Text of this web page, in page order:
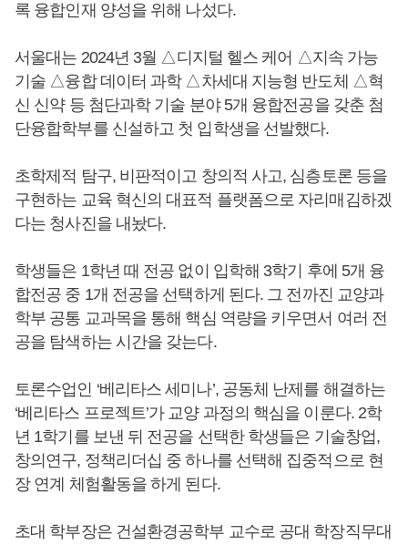
록 융합인재 양성을 위해 나섰다.
서울대는 2024년 3월 △디지털 헬스 케어 △지속 가능
기술 △융합 데이터 과학 △차세대 지능형 반도체 △혁
신 신약 등 첨단과학 기술 분야 5개 융합전공을 갖춘 첨
단융합학부를 신설하고 첫 입학생을 선발했다.
초학제적 탐구, 비판적이고 창의적 사고, 심층토론 등을
구현하는 교육 혁신의 대표적 플랫폼으로 자리매김하겠
다는 청사진을 내놨다.
학생들은 1학년 때 전공 없이 입학해 3학기 후에 5개 융
합전공 중 1개 전공을 선택하게 된다. 그 전까진 교양과
학부 공통 교과목을 통해 핵심 역량을 키우면서 여러 전
공을 탐색하는 시간을 갖는다.
토론수업인 ‘베리타스 세미나’, 공동체 난제를 해결하는
‘베리타스 프로젝트’가 교양 과정의 핵심을 이룬다. 2학
년 1학기를 보낸 뒤 전공을 선택한 학생들은 기술창업,
창의연구, 정책리더십 중 하나를 선택해 집중적으로 현
장 연계 체험활동을 하게 된다.
초대 학부장은 건설환경공학부 교수로 공대 학장직무대